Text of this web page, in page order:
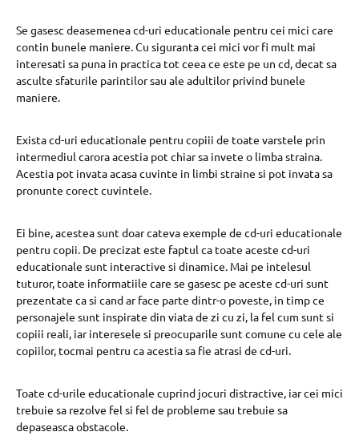
Se gasesc deasemenea cd-uri educationale pentru cei mici care
contin bunele maniere. Cu siguranta cei mici vor fi mult mai
interesati sa puna in practica tot ceea ce este pe un cd, decat sa
asculte sfaturile parintilor sau ale adultilor privind bunele
maniere.
Exista cd-uri educationale pentru copiii de toate varstele prin
intermediul carora acestia pot chiar sa invete o limba straina.
Acestia pot invata acasa cuvinte in limbi straine si pot invata sa
pronunte corect cuvintele.
Ei bine, acestea sunt doar cateva exemple de cd-uri educationale
pentru copii. De precizat este faptul ca toate aceste cd-uri
educationale sunt interactive si dinamice. Mai pe intelesul
tuturor, toate informatiile care se gasesc pe aceste cd-uri sunt
prezentate ca si cand ar face parte dintr-o poveste, in timp ce
personajele sunt inspirate din viata de zi cu zi, la fel cum sunt si
copiii reali, iar interesele si preocuparile sunt comune cu cele ale
copiilor, tocmai pentru ca acestia sa fie atrasi de cd-uri.
Toate cd-urile educationale cuprind jocuri distractive, iar cei mici
trebuie sa rezolve fel si fel de probleme sau trebuie sa
depaseasca obstacole.